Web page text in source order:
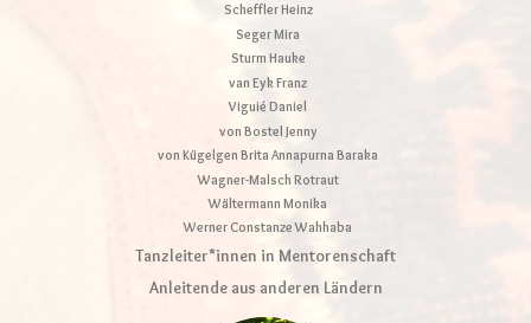
Scheffler Heinz
Seger Mira
Sturm Hauke
van Eyk Franz
Viguié Daniel
von Bostel Jenny
von Kügelgen Brita Annapurna Baraka
Wagner-Malsch Rotraut
Wältermann Monika
Werner Constanze Wahhaba
Tanzleiter*innen in Mentorenschaft
Anleitende aus anderen Ländern